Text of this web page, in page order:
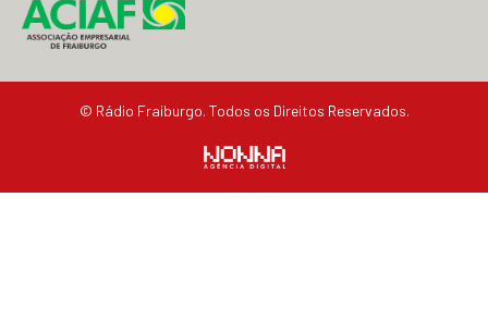
© Rádio Fraiburgo. Todos os Direitos Reservados.